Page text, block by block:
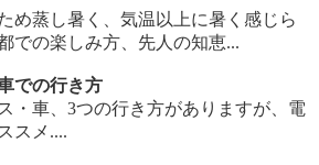
め蒸し暑く、気温以上に暑く感じら
での楽しみ方、先人の知恵...
での行き方
・車、3つの行き方がありますが、電
スメ....